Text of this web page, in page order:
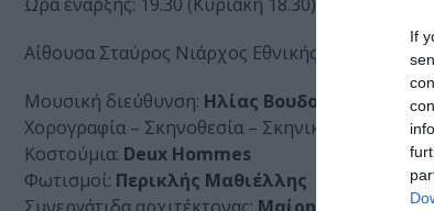
If
Αίθουσα Σταύρος Νιάρχος Εθνικής Λυρικής
Μουσική διεύθυνση: Ηλίας Βουδούρης
Χορογραφία – Σκηνοθεσία – Σκηνικά:
Κοστούμια: Deux Hommes
Φωτισμοί: Περικλής Μαθιέλλης